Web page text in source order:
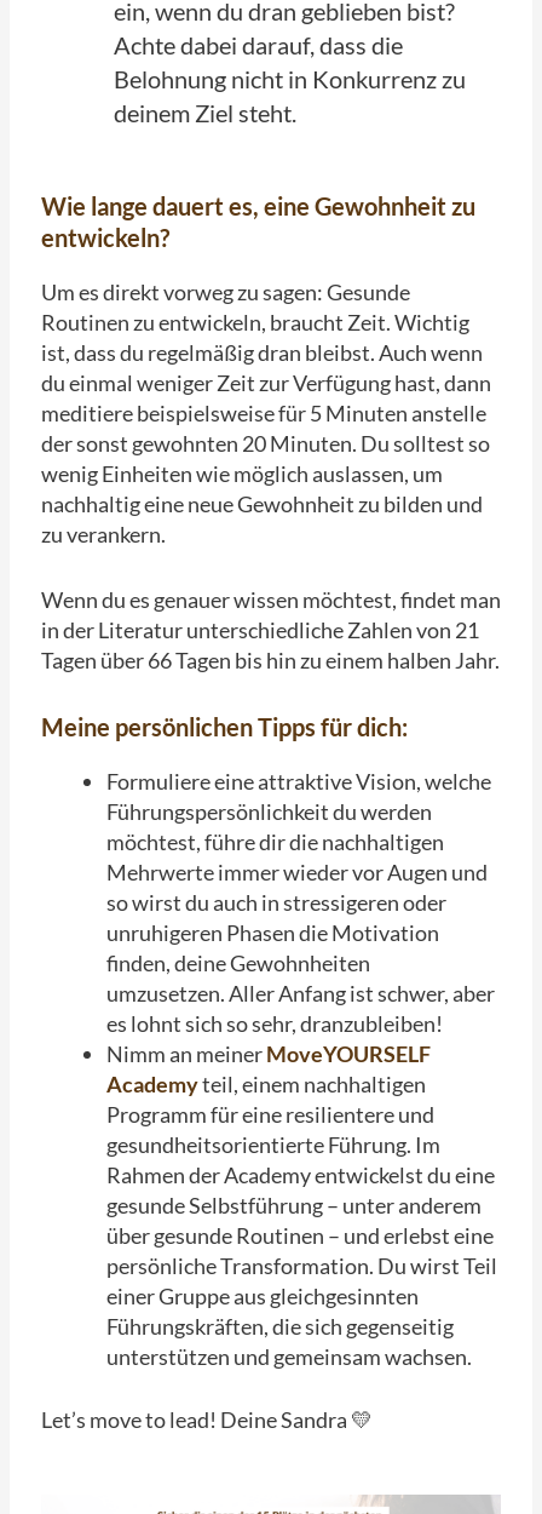
ein, wenn du dran geblieben bist?
Achte dabei darauf, dass die
Belohnung nicht in Konkurrenz zu
deinem Ziel steht.
Wie lange dauert es, eine Gewohnheit zu
entwickeln?
Um es direkt vorweg zu sagen: Gesunde
Routinen zu entwickeln, braucht Zeit. Wichtig
ist, dass du regelmäßig dran bleibst. Auch wenn
du einmal weniger Zeit zur Verfügung hast, dann
meditiere beispielsweise für 5 Minuten anstelle
der sonst gewohnten 20 Minuten. Du solltest so
wenig Einheiten wie möglich auslassen, um
nachhaltig eine neue Gewohnheit zu bilden und
zu verankern.
Wenn du es genauer wissen möchtest, findet man
in der Literatur unterschiedliche Zahlen von 21
Tagen über 66 Tagen bis hin zu einem halben Jahr.
Meine persönlichen Tipps für dich:
Formuliere eine attraktive Vision, welche
Führungspersönlichkeit du werden
möchtest, führe dir die nachhaltigen
Mehrwerte immer wieder vor Augen und
so wirst du auch in stressigeren oder
unruhigeren Phasen die Motivation
finden, deine Gewohnheiten
umzusetzen. Aller Anfang ist schwer, aber
es lohnt sich so sehr, dranzubleiben!
Nimm an meinerMoveYOURSELF
Academyteil, einem nachhaltigen
Programm für eine resilientere und
gesundheitsorientierte Führung. Im
Rahmen der Academy entwickelst du eine
gesunde Selbstführung – unter anderem
über gesunde Routinen – und erlebst eine
persönliche Transformation. Du wirst Teil
einer Gruppe aus gleichgesinnten
Führungskräften, die sich gegenseitig
unterstützen und gemeinsam wachsen.
Let’s move to lead! Deine Sandra 💛